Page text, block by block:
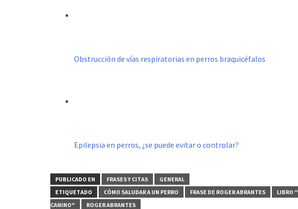
Obstrucción de vías respiratorias en perros braquicéfalos
Epilepsia en perros, ¿se puede evitar o controlar?
PUBLICADO EN FRASES Y CITAS
GENERAL
ETIQUETADO
CÓMO SALUDAR A UN PERRO FRASE DE ROGER ABRANTES
LIBRO
CANINO"
ROGER ABRANTES